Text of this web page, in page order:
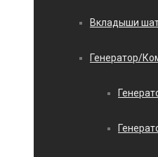
Вкладыши
Генератор/